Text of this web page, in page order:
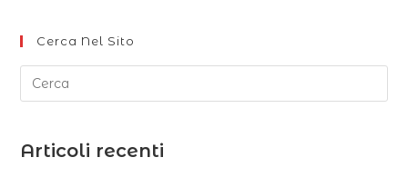
Cerca Nel Sito
Articoli recenti